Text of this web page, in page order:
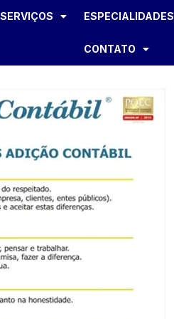
SERVIÇOS ESPECIALIDADES
CONTATO